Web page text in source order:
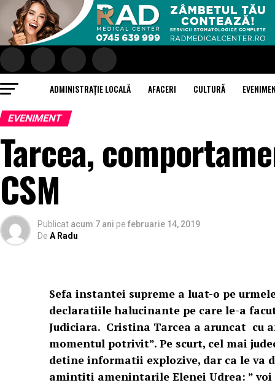
ADMINISTRAȚIE LOCALĂ AFACERI CULTURĂ
EVENIMENT
Tarcea,
CSM
Publicat acum 7 ani pe februarie 14, 2019
De A Radu
Sefa instantei supreme a luat-o pe
declaratiile halucinante pe care le-a
Judiciara. Cristina Tarcea a aruncat cu
momentul potrivit”. Pe scurt, cel mai
detine informatii explozive, dar ca le va
amintiti amenintarile Elenei Udrea: ”